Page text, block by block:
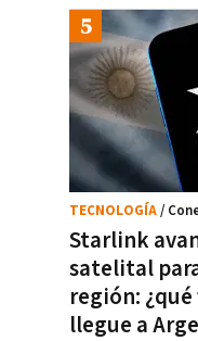
Starlink
satelital
región:
llegue a
TECNOLOGÍA/